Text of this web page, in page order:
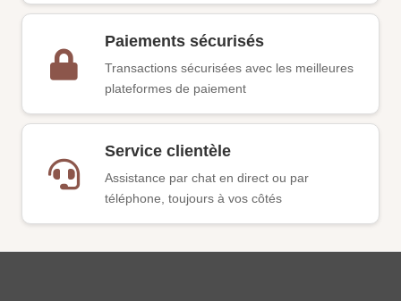
Paiements sécurisés
Transactions sécurisées avec les meilleures
plateformes de paiement
Service clientèle
Assistance par chat en direct ou par
téléphone, toujours à vos côtés